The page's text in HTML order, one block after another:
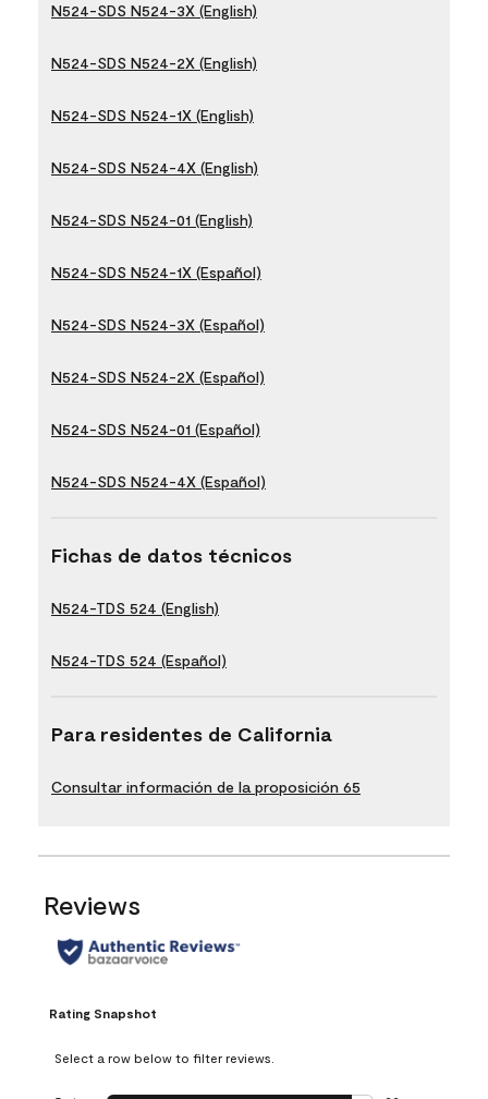
N524-SDS N524-3X (English)
N524-SDS N524-2X (English)
N524-SDS N524-1X (English)
N524-SDS N524-4X (English)
N524-SDS N524-01 (English)
N524-SDS N524-1X (Español)
N524-SDS N524-3X (Español)
N524-SDS N524-2X (Español)
N524-SDS N524-01 (Español)
N524-SDS N524-4X (Español)
Fichas de datos técnicos
N524-TDS 524 (English)
N524-TDS 524 (Español)
Para residentes de California
Consultar información de la proposición 65
Reviews
Rating Snapshot
Select a row below to filter reviews.